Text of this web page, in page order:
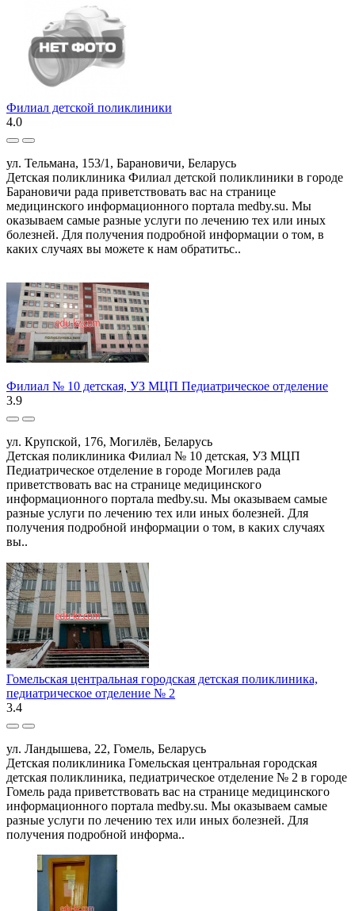
Филиал детской поликлиники
4.0
ул. Тельмана, 153/1, Барановичи, Беларусь
Детская поликлиника Филиал детской поликлиники в городе
Барановичи рада приветствовать вас на странице
медицинского информационного портала medby.su. Мы
оказываем самые разные услуги по лечению тех или иных
болезней. Для получения подробной информации о том, в
каких случаях вы можете к нам обратитьс..
Филиал № 10 детская, УЗ МЦП Педиатрическое отделение
3.9
ул. Крупской, 176, Могилёв, Беларусь
Детская поликлиника Филиал № 10 детская, УЗ МЦП
Педиатрическое отделение в городе Могилев рада
приветствовать вас на странице медицинского
информационного портала medby.su. Мы оказываем самые
разные услуги по лечению тех или иных болезней. Для
получения подробной информации о том, в каких случаях
вы..
Гомельская центральная городская детская поликлиника,
педиатрическое отделение № 2
3.4
ул. Ландышева, 22, Гомель, Беларусь
Детская поликлиника Гомельская центральная городская
детская поликлиника, педиатрическое отделение № 2 в городе
Гомель рада приветствовать вас на странице медицинского
информационного портала medby.su. Мы оказываем самые
разные услуги по лечению тех или иных болезней. Для
получения подробной информа..